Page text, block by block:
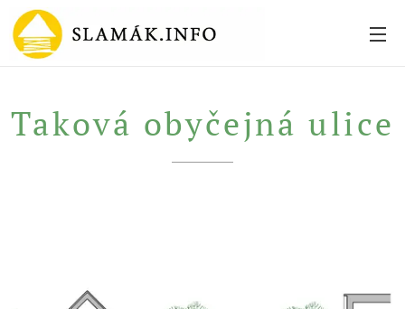
Taková obyčejná ulice